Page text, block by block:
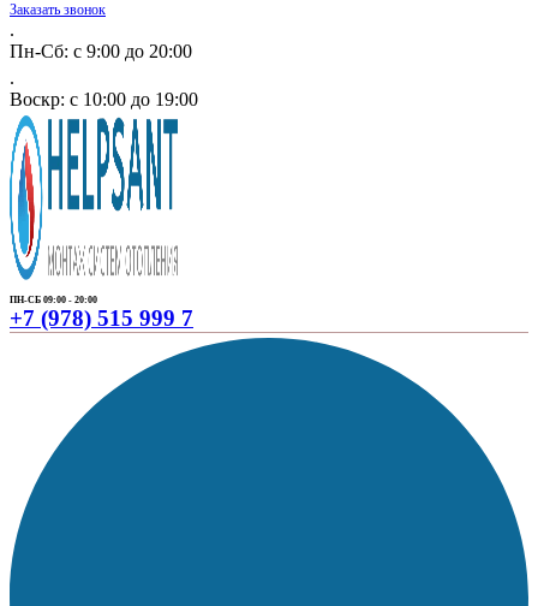
Заказать звонок
.
Пн-Сб: с 9:00 до 20:00
.
Воскр: с 10:00 до 19:00
ПН-СБ 09:00 - 20:00
+7 (978) 515 999 7